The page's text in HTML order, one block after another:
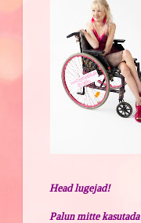
Head lugejad!
Palun mitte kasutada